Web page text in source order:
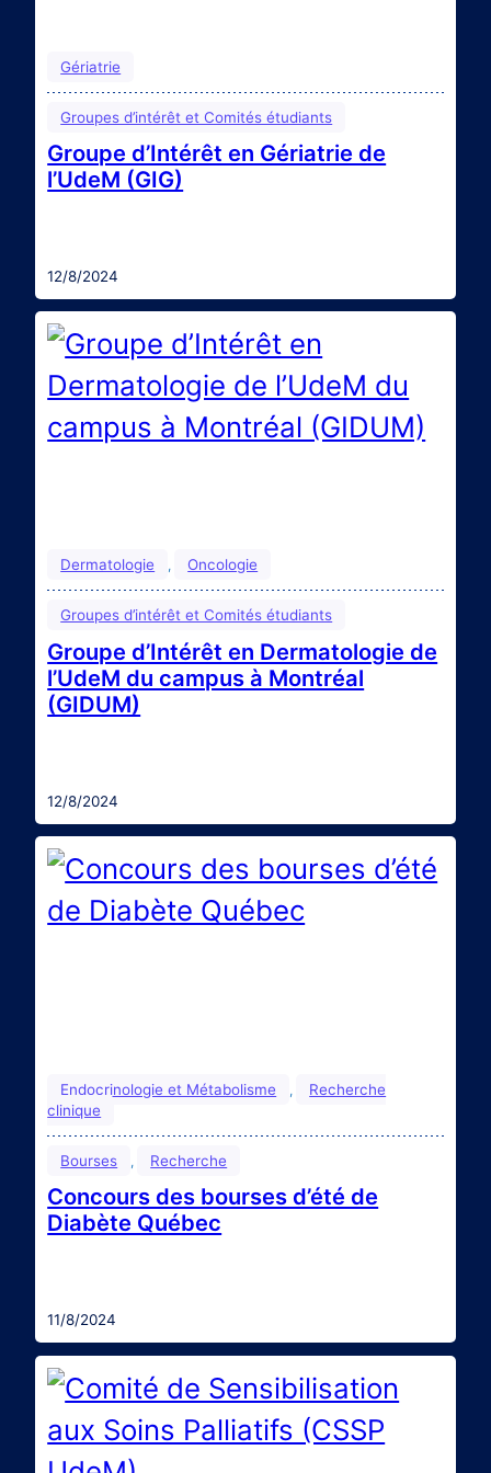
Gériatrie
Groupes d’intérêt et Comités étudiants
Groupe d’Intérêt en Gériatrie de
l’UdeM (GIG)
d’observation. Entrez en contact avec le GIG :
12/8/2024
Dermatologie , Oncologie
Groupes d’intérêt et Comités étudiants
Groupe d’Intérêt en Dermatologie de
l’UdeM du campus à Montréal
(GIDUM)
activités dont des vignettes cliniques, des
conférences et des rencontres démystifions.
Entrez en contact avec le GIDUM :
12/8/2024
Endocrinologie et Métabolisme ,
Recherche
clinique
Bourses , Recherche
Concours des bourses d’été de
Diabète Québec
sur cette bourse :
11/8/2024